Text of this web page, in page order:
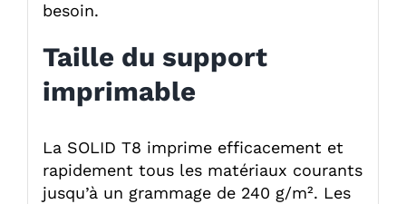
besoin.
Taille du support
imprimable
La SOLID T8 imprime efficacement et
rapidement tous les matériaux courants
jusqu’à un grammage de 240 g/m². Les